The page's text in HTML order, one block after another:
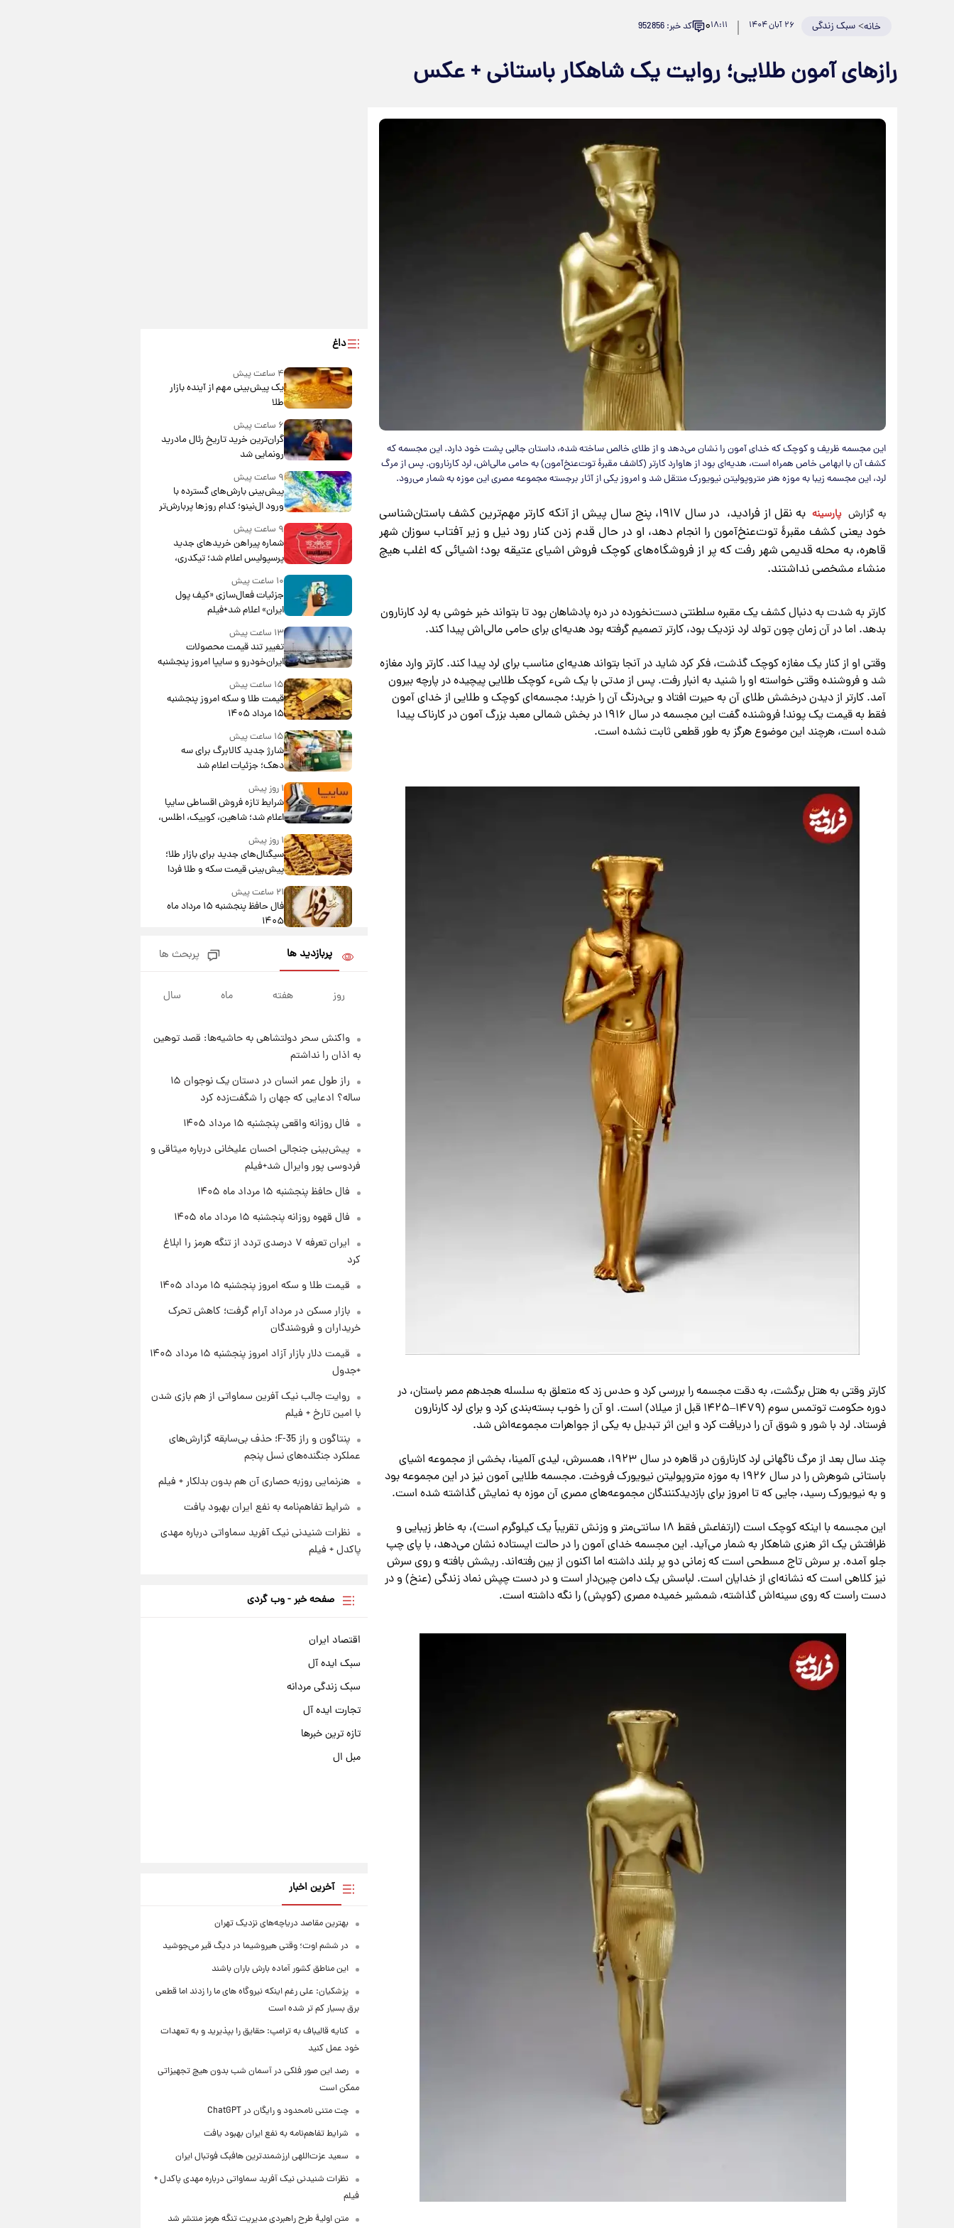
خانه>سبک زندگی ۲۶ آبان ۱۴۰۴ ۱۸:۱۱۰ کد خبر: 952856
رازهای آمون طلایی؛ روایت یک شاهکار باستانی + عکس
این مجسمه ظریف و کوچک که خدای آمون را نشان می‌دهد و از طلای خالص ساخته شده، داستان جالبی پشت خود دارد. این مجسمه که
کشف آن با ابهامی خاص همراه است، هدیه‌ای بود از هاوارد کارتر (کاشف مقبرۀ توت‌عنخ‌آمون) به حامی مالی‌اش، لرد کارنارون. پس از مرگ
لرد، این مجسمه زیبا به موزه هنر متروپولیتن نیویورک منتقل شد و امروز یکی از آثار برجسته مجموعه مصری این موزه به شمار می‌رود.
به گزارش پارسینه
به نقل از فرادید، در سال ۱۹۱۷، پنج سال پیش از آنکه کارتر مهم‌ترین کشف باستان‌شناسی
خود یعنی کشف مقبرۀ توت‌عنخ‌آمون را انجام دهد، او در حال قدم زدن کنار رود نیل و زیر آفتاب سوزان شهر
قاهره، به محله قدیمی شهر رفت که پر از فروشگاه‌های کوچک فروش اشیای عتیقه بود؛ اشیائی که اغلب هیچ
منشاء مشخصی نداشتند.
کارتر به شدت به دنبال کشف یک مقبره سلطنتی دست‌نخورده در دره پادشاهان بود تا بتواند خبر خوشی به لرد کارنارون
بدهد. اما در آن زمان چون تولد لرد نزدیک بود، کارتر تصمیم گرفته بود هدیه‌ای برای حامی مالی‌اش پیدا کند.
وقتی او از کنار یک مغازه کوچک گذشت، فکر کرد شاید در آنجا بتواند هدیه‌ای مناسب برای لرد پیدا کند. کارتر وارد مغازه
شد و فروشنده وقتی خواسته او را شنید به انبار رفت. پس از مدتی با یک شیء کوچک طلایی پیچیده در پارچه بیرون
آمد. کارتر از دیدن درخشش طلای آن به حیرت افتاد و بی‌درنگ آن را خرید؛ مجسمه‌ای کوچک و طلایی از خدای آمون
فقط به قیمت یک پوند! فروشنده گفت این مجسمه در سال ۱۹۱۶ در بخش شمالی معبد بزرگ آمون در کارناک پیدا
شده است، هرچند این موضوع هرگز به طور قطعی ثابت نشده است.
کارتر وقتی به هتل برگشت، به دقت مجسمه را بررسی کرد و حدس زد که متعلق به سلسله هجدهم مصر باستان، در
دوره حکومت توتمس سوم (۱۴۷۹–۱۴۲۵ قبل از میلاد) است. او آن را خوب بسته‌بندی کرد و برای لرد کارنارون
فرستاد. لرد با شور و شوق آن را دریافت کرد و این اثر تبدیل به یکی از جواهرات مجموعه‌اش شد.
چند سال بعد از مرگ ناگهانی لرد کارناروَن در قاهره در سال ۱۹۲۳، همسرش، لیدی آلمینا، بخشی از مجموعه اشیای
باستانی شوهرش را در سال ۱۹۲۶ به موزه متروپولیتن نیویورک فروخت. مجسمه طلایی آمون نیز در این مجموعه بود
و به نیویورک رسید، جایی که تا امروز برای بازدیدکنندگان مجموعه‌های مصری آن موزه به نمایش گذاشته شده است.
این مجسمه با اینکه کوچک است (ارتفاعش فقط ۱۸ سانتی‌متر و وزنش تقریباً یک کیلوگرم است)، به خاطر زیبایی و
ظرافتش یک اثر هنری شاهکار به شمار می‌آید. این مجسمه خدای آمون را در حالت ایستاده نشان می‌دهد، با پای چپ
جلو آمده. بر سرش تاج مسطحی است که زمانی دو پر بلند داشته اما اکنون از بین رفته‌اند. ریشش بافته و روی سرش
نیز کلاهی است که نشانه‌ای از خدایان است. لباسش یک دامن چین‌دار است و در دست چپش نماد زندگی (عنخ) و در
دست راست که روی سینه‌اش گذاشته، شمشیر خمیده مصری (کوپش) را نگه داشته است.
داغ
۴ ساعت پیش
یک پیش‌بینی مهم از آینده بازار
طلا
۶ ساعت پیش
گران‌ترین خرید تاریخ رئال مادرید
رونمایی شد
۹ ساعت پیش
پیش‌بینی بارش‌های گسترده با
ورود ال‌نینو؛ کدام روزها پربارش‌تر
۹ ساعت پیش
شماره پیراهن خریدهای جدید
پرسپولیس اعلام شد؛ تیکدری،
محبی و سرگیف با اعداد ویژه
۱۰ ساعت پیش
جزئیات فعال‌سازی «کیف پول
ایران» اعلام شد+فیلم
۱۳ ساعت پیش
تغییر تند قیمت محصولات
ایران‌خودرو و سایپا امروز پنجشنبه
۱۵ مرداد ۱۴۰۵ +جدول
۱۵ ساعت پیش
قیمت طلا و سکه امروز پنجشنبه
۱۵ مرداد ۱۴۰۵
۱۵ ساعت پیش
شارژ جدید کالابرگ برای سه
دهک؛ جزئیات اعلام شد
۱ روز پیش
شرایط تازه فروش اقساطی سایپا
اعلام شد؛ شاهین، کوییک، اطلس،
سهند و ساینا با اقساط بلندمدت +
جدول۱ روز پیش
سیگنال‌های جدید برای بازار طلا؛
پیش‌بینی قیمت سکه و طلا فردا
۲۱ ساعت پیش
فال حافظ پنجشنبه ۱۵ مرداد ماه
۱۴۰۵
فال قهوه روزانه پنجشنبه ۱۵ مرداد
ماه ۱۴۰۵
۲۳ ساعت پیش
چهارشنبه ۱۴ مرداد + جدول
۱ روز پیش
تولید سایپا؛ نام خودرو، مبلغ پیش
پرداخت و زمان تحویل | سود
مشارکت چند درصد است؟
پربازدید ها پربحث ها
روز هفته ماه سال
واکنش سحر دولتشاهی به حاشیه‌ها: قصد توهین
به اذان را نداشتم
راز طول عمر انسان در دستان یک نوجوان ۱۵
ساله؟ ادعایی که جهان را شگفت‌زده کرد
فال روزانه واقعی پنجشنبه ۱۵ مرداد ۱۴۰۵
پیش‌بینی جنجالی احسان علیخانی درباره میثاقی و
فردوسی پور وایرال شد+فیلم
فال حافظ پنجشنبه ۱۵ مرداد ماه ۱۴۰۵
فال قهوه روزانه پنجشنبه ۱۵ مرداد ماه ۱۴۰۵
ایران تعرفه ۷ درصدی تردد از تنگه هرمز را ابلاغ
کرد
قیمت طلا و سکه امروز پنجشنبه ۱۵ مرداد ۱۴۰۵
بازار مسکن در مرداد آرام گرفت؛ کاهش تحرک
خریداران و فروشندگان
قیمت دلار بازار آزاد امروز پنجشنبه ۱۵ مرداد ۱۴۰۵
+جدول
روایت جالب نیک آفرین سماواتی از هم بازی شدن
با امین تارخ + فیلم
پنتاگون و راز F-35؛ حذف بی‌سابقه گزارش‌های
عملکرد جنگنده‌های نسل پنجم
هنرنمایی روزبه حصاری آن هم بدون بدلکار + فیلم
شرایط تفاهم‌نامه به نفع ایران بهبود یافت
نظرات شنیدنی نیک آفرید سماواتی درباره مهدی
پاکدل + فیلم
صفحه خبر - وب گردی
اقتصاد ایران
سبک ایده آل
سبک زندگی مردانه
تجارت ایده آل
تازه ترین خبرها
مبل ال
آخرین اخبار
بهترین مقاصد دریاچه‌های نزدیک تهران
در ششم اوت؛ وقتی هیروشیما در دیگ قیر می‌جوشید
این مناطق کشور آماده بارش باران باشند
پزشکیان: علی رغم اینکه نیروگاه های ما را زدند اما قطعی
برق بسیار کم تر شده است
کنایه قالیباف به ترامپ: حقایق را بپذیرید و به تعهدات
خود عمل کنید
رصد این صور فلکی در آسمان شب بدون هیچ تجهیزاتی
ممکن است
چت متنی نامحدود و رایگان در ChatGPT
شرایط تفاهم‌نامه به نفع ایران بهبود یافت
سعید عزت‌اللهی ارزشمندترین هافبک فوتبال ایران
نظرات شنیدنی نیک آفرید سماواتی درباره مهدی پاکدل +
فیلم
متن اولیۀ طرح راهبردی مدیریت تنگه هرمز منتشر شد